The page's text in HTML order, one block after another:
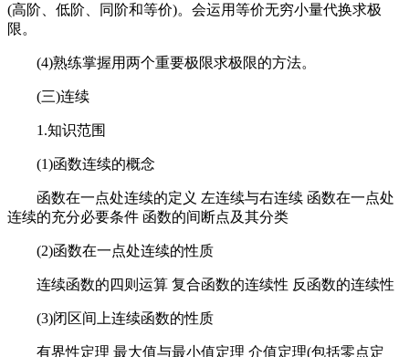
(高阶、低阶、同阶和等价)。会运用等价无穷小量代换求极
限。
(4)熟练掌握用两个重要极限求极限的方法。
(三)连续
1.知识范围
(1)函数连续的概念
函数在一点处连续的定义 左连续与右连续 函数在一点处
连续的充分必要条件 函数的间断点及其分类
(2)函数在一点处连续的性质
连续函数的四则运算 复合函数的连续性 反函数的连续性
(3)闭区间上连续函数的性质
有界性定理 最大值与最小值定理 介值定理(包括零点定